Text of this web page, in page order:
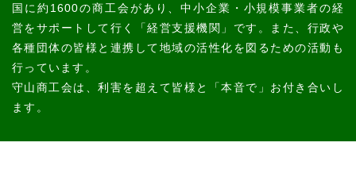
国に約1600の商工会があり、中小企業・小規模事業者の経
営をサポートして行く「経営支援機関」です。また、行政や
各種団体の皆様と連携して地域の活性化を図るための活動も
行っています。
守山商工会は、利害を超えて皆様と「本音で」お付き合いし
ます。